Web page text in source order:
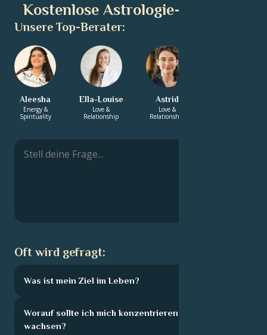
Kostenlose Astrologie-Beratung
Unsere Top-Berater:
Aleesha
Energy &
Spirituality
Ella-Louise
Love &
Relationship
Astrid
Love &
Relationship
Oft wird gefragt:
Was ist mein Ziel im Leben?
Worauf sollte ich mich konzentrieren, um zu
wachsen?